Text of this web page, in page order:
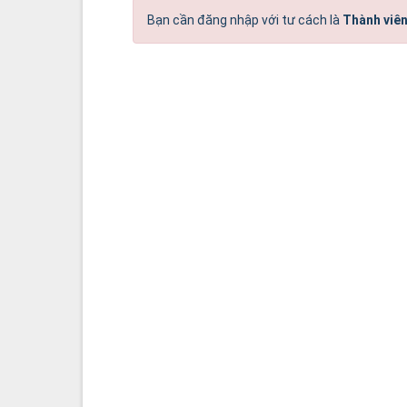
Bạn cần đăng nhập với tư cách là Thành